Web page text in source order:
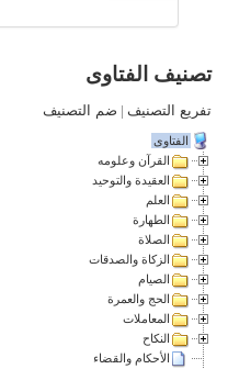
تصنيف الفتاوى
تفريع التصنيف | ضم التصنيف
الفتاوى
القرآن وعلومه
العقيدة والتوحيد
العلم
الطهارة
الصلاة
الزكاة والصدقات
الصيام
الحج والعمرة
المعاملات
النكاح
الأحكام والقضاء